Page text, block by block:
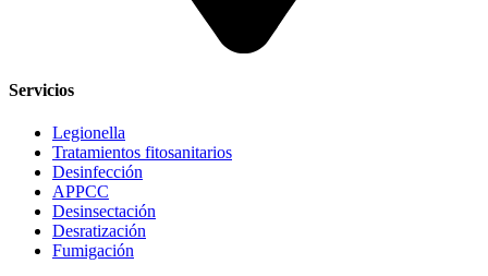
Servicios
Legionella
Tratamientos fitosanitarios
Desinfección
APPCC
Desinsectación
Desratización
Fumigación